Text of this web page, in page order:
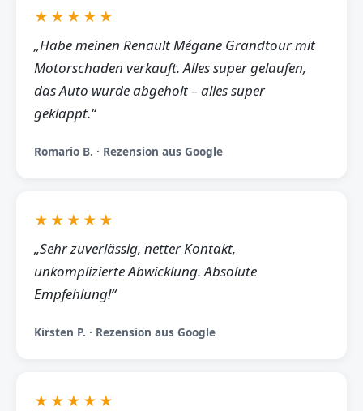
★★★★★
„Habe meinen Renault Mégane Grandtour mit
Motorschaden verkauft. Alles super gelaufen,
das Auto wurde abgeholt – alles super
geklappt.“
Romario B. · Rezension aus Google
★★★★★
„Sehr zuverlässig, netter Kontakt,
unkomplizierte Abwicklung. Absolute
Empfehlung!“
Kirsten P. · Rezension aus Google
★★★★★